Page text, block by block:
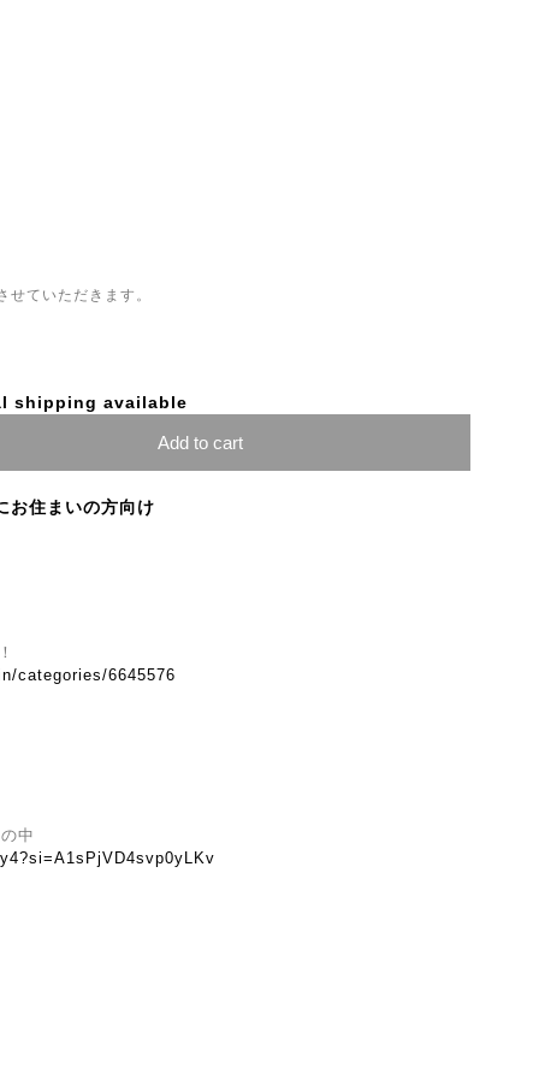
ていただきます。
shipping available
Add to cart
お住まいの方向け
categories/6645576
中